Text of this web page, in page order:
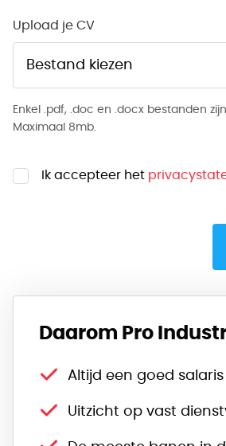
Upload je CV
Bestand kiezen
Enkel .pdf, .doc en .docx bestanden
Maximaal 8mb.
Ik accepteer het
Daarom Pro
Altijd een goed salaris
Uitzicht op vast